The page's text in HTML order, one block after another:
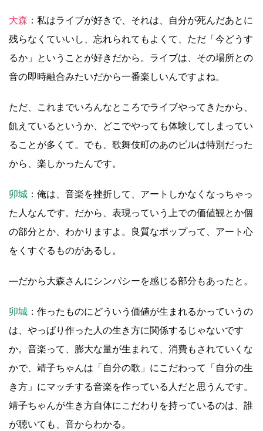
大森 ：私はライブが好きで、それは、自分が死んだあとに
残らなくていいし、忘れられてもよくて、ただ「今どうす
るか」ということが好きだから。ライブは、その場所との
音の即時融合みたいだから一番楽しいんですよね。
ただ、これまでいろんなところでライブやってきたから、
飢えているというか、どこでやっても体験してしまってい
ることが多くて。でも、歌舞伎町のあのビルは特別だった
から、楽しかったんです。
卯城 ：俺は、音楽を挫折して、アートしかなくなっちゃっ
た人なんです。だから、表現っていう上での価値観とか個
の部分とか、わかりますよ。良質なポップって、アート心
をくすぐるものがあるし。
―だから大森さんにシンパシーを感じる部分もあったと。
卯城 ：作ったものにどういう価値が生まれるかっていうの
は、やっぱり作った人の生き方に関係するじゃないです
か。音楽って、膨大な量が生まれて、消費もされていくな
かで、靖子ちゃんは「自分の歌」にこだわって「自分の生
き方」にマッチする音楽を作っている人だと思うんです。
靖子ちゃんが生き方自体にこだわりを持っているのは、誰
が聴いても、音からわかる。